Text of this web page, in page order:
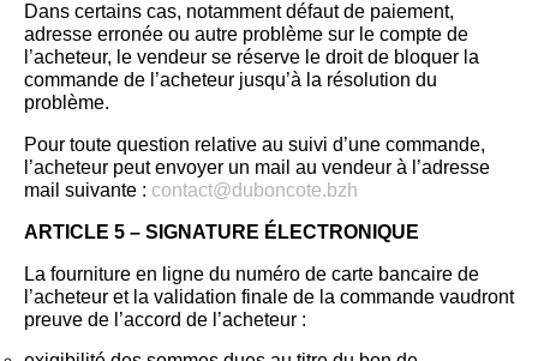
Dans certains cas, notamment défaut de paiement,
adresse erronée ou autre problème sur le compte de
l’acheteur, le vendeur se réserve le droit de bloquer la
commande de l’acheteur jusqu’à la résolution du
problème.
Pour toute question relative au suivi d’une commande,
l’acheteur peut envoyer un mail au vendeur à l’adresse
mail suivante : contact@duboncote.bzh
ARTICLE 5 – SIGNATURE ÉLECTRONIQUE
La fourniture en ligne du numéro de carte bancaire de
l’acheteur et la validation finale de la commande vaudront
preuve de l’accord de l’acheteur :